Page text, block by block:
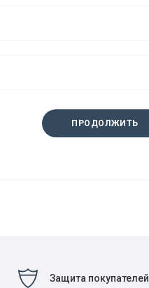
ПРОДОЛЖИТЬ
Защита покупателей